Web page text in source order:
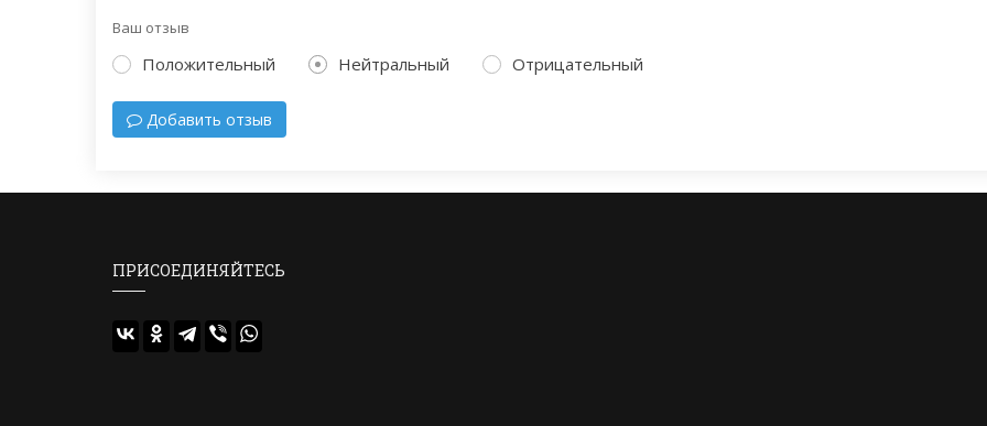
Ваш отзыв
Положительный Нейтральный Отрицательный
Добавить отзыв
ПРИСОЕДИНЯЙТЕСЬ